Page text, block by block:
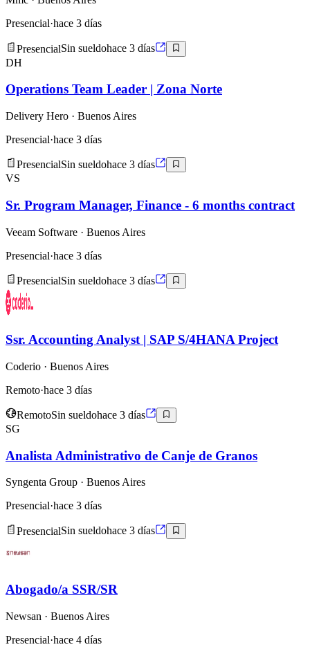
Presencial·hace 3 días
PresencialSin sueldohace 3 días
DH
Operations Team Leader | Zona Norte
Delivery Hero · Buenos Aires
Presencial·hace 3 días
PresencialSin sueldohace 3 días
VS
Sr. Program Manager, Finance - 6 months contract
Veeam Software · Buenos Aires
Presencial·hace 3 días
PresencialSin sueldohace 3 días
Ssr. Accounting Analyst | SAP S/4HANA Project
Coderio · Buenos Aires
Remoto·hace 3 días
RemotoSin sueldohace 3 días
SG
Analista Administrativo de Canje de Granos
Syngenta Group · Buenos Aires
Presencial·hace 3 días
PresencialSin sueldohace 3 días
Abogado/a SSR/SR
Newsan · Buenos Aires
Presencial·hace 4 días